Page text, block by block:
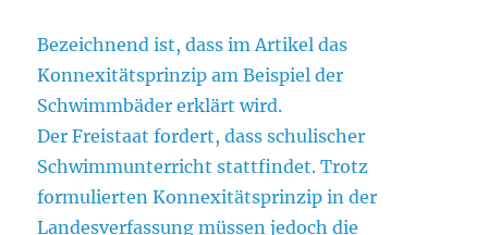
Bezeichnend ist, dass im Artikel das
Konnexitätsprinzip am Beispiel der
Schwimmbäder erklärt wird.
Der Freistaat fordert, dass schulischer
Schwimmunterricht stattfindet. Trotz
formulierten Konnexitätsprinzip in der
Landesverfassung müssen jedoch die